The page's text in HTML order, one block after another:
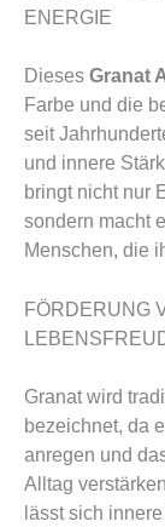
ENERGIE
Dieses Granat
Farbe und die
seit
und innere
bringt nicht nur
sondern macht
Menschen, die
FÖRDERUNG
Granat wird
bezeichnet, da
anregen und
Alltag
lässt sich